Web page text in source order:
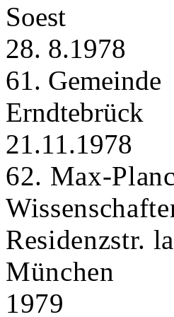
Soest
28. 8.1978
61. Gemeinde
Erndtebrück
21.11.1978
62. Max-
Residenzstr.
München
1979